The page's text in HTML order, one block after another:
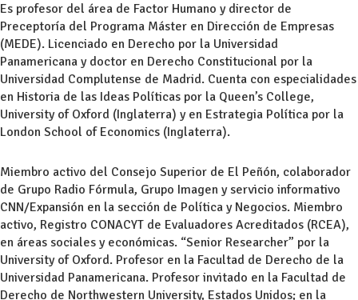
Es profesor del área de Factor Humano y director de
Preceptoría del Programa Máster en Dirección de Empresas
(MEDE). Licenciado en Derecho por la Universidad
Panamericana y doctor en Derecho Constitucional por la
Universidad Complutense de Madrid. Cuenta con especialidades
en Historia de las Ideas Políticas por la Queen’s College,
University of Oxford (Inglaterra) y en Estrategia Política por la
London School of Economics (Inglaterra).
Miembro activo del Consejo Superior de El Peñón, colaborador
de Grupo Radio Fórmula, Grupo Imagen y servicio informativo
CNN/Expansión en la sección de Política y Negocios. Miembro
activo, Registro CONACYT de Evaluadores Acreditados (RCEA),
en áreas sociales y económicas. “Senior Researcher” por la
University of Oxford. Profesor en la Facultad de Derecho de la
Universidad Panamericana. Profesor invitado en la Facultad de
Derecho de Northwestern University, Estados Unidos; en la